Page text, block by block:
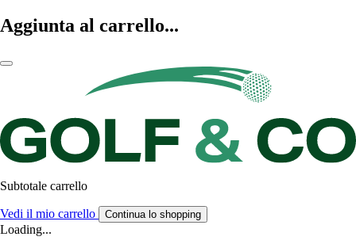
Aggiunta al carrello...
Subtotale carrello
Vedi il mio carrello Continua lo shopping
Loading...